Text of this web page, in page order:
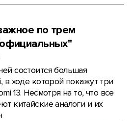
по трем
состоится большая
в ходе которой покажут три
13. Несмотря на то, что все
китайские аналоги и их